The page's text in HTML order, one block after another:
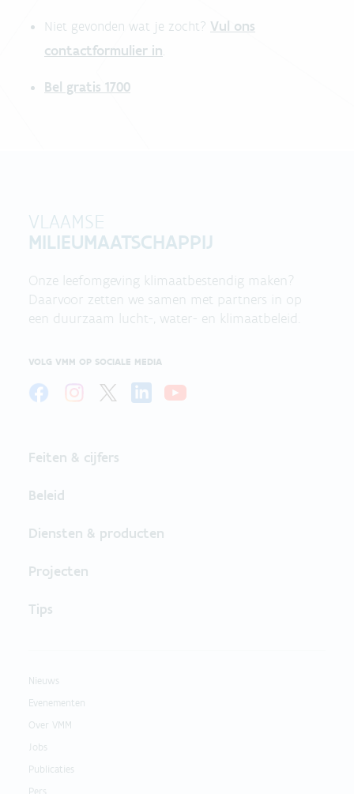
Niet gevonden wat je zocht? Vul ons
contactformulier in.
Bel gratis 1700
VLAAMSE
MILIEUMAATSCHAPPIJ
Onze leefomgeving klimaatbestendig maken?
Daarvoor zetten we samen met partners in op
een duurzaam lucht-, water- en klimaatbeleid.
VOLG VMM OP SOCIALE MEDIA
Feiten & cijfers
Beleid
Diensten & producten
Projecten
Tips
Nieuws
Evenementen
Over VMM
Jobs
Publicaties
Pers